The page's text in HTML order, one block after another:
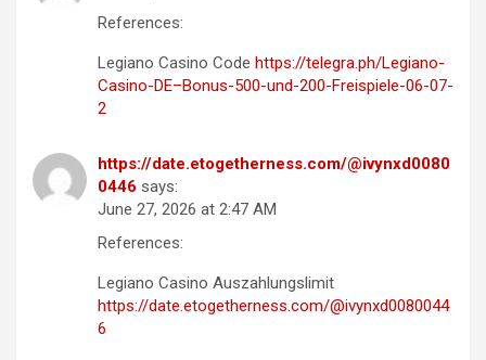
References:
Legiano Casino Code https://telegra.ph/Legiano-
Casino-DE–Bonus-500-und-200-Freispiele-06-07-
2
https://date.etogetherness.com/@ivynxd0080
0446 says:
June 27, 2026 at 2:47 AM
References:
Legiano Casino Auszahlungslimit
https://date.etogetherness.com/@ivynxd0080044
6